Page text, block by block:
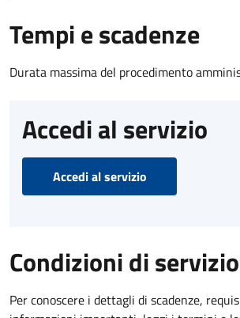
Tempi e scadenze
Durata massima del procedimento
Accedi al servizio
Accedi al servizio
Condizioni di servizio
Per conoscere i dettagli di scadenze,